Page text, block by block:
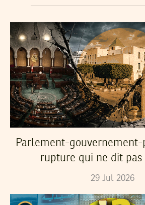
Parlement-gouvernement-
rupture qui ne dit pas
29 Jul 2026